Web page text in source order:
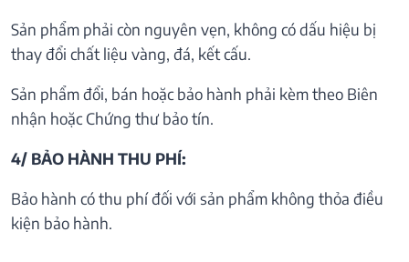
Sản phẩm phải còn nguyên vẹn, không có dấu hiệu bị
thay đổi chất liệu vàng, đá, kết cấu.
Sản phẩm đổi, bán hoặc bảo hành phải kèm theo Biên
nhận hoặc Chứng thư bảo tín.
4/ BẢO HÀNH THU PHÍ:
Bảo hành có thu phí đối với sản phẩm không thỏa điều
kiện bảo hành.